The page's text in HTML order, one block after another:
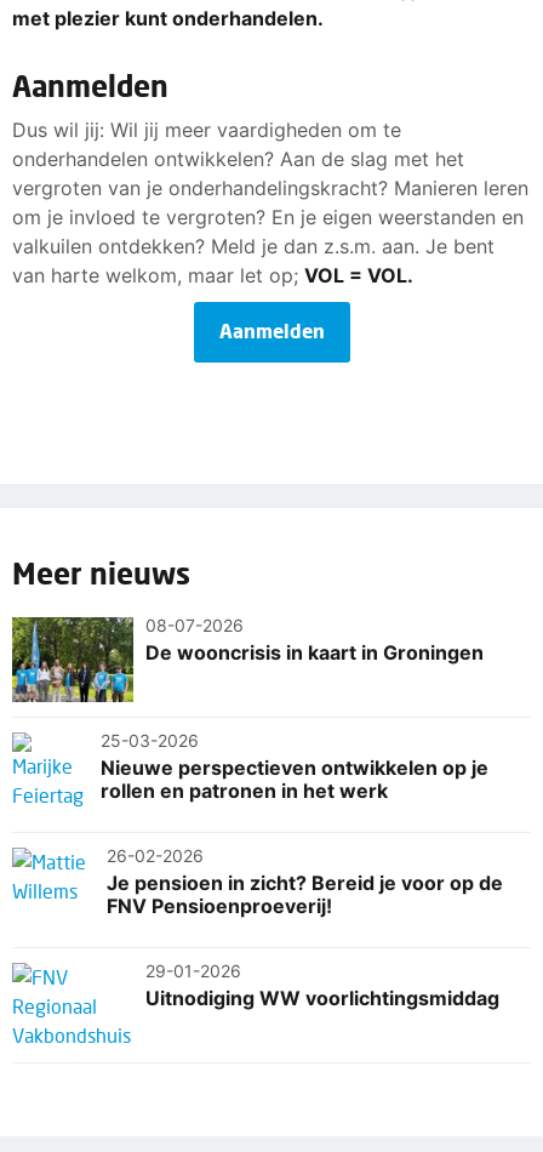
met plezier kunt onderhandelen.
Aanmelden
Dus wil jij: Wil jij meer vaardigheden om te
onderhandelen ontwikkelen? Aan de slag met het
vergroten van je onderhandelingskracht? Manieren leren
om je invloed te vergroten? En je eigen weerstanden en
valkuilen ontdekken? Meld je dan z.s.m. aan. Je bent
van harte welkom, maar let op; VOL = VOL.
Aanmelden
Meer nieuws
08-07-2026
De wooncrisis in kaart in Groningen
25-03-2026
Nieuwe perspectieven ontwikkelen op je
rollen en patronen in het werk
26-02-2026
Je pensioen in zicht? Bereid je voor op de
FNV Pensioenproeverij!
29-01-2026
Uitnodiging WW voorlichtingsmiddag